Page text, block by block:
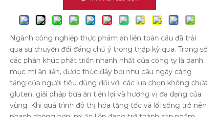
Ngành công nghiệp thực phẩm ăn liền toàn cầu đã trải
qua sự chuyển đổi đáng chú ý trong thập kỷ qua. Trong số
các phân khúc phát triển nhanh nhất của công ty là danh
mục mì ăn liền, được thúc đẩy bởi nhu cầu ngày càng
tăng của người tiêu dùng đối với các lựa chọn không chứa
gluten, giải pháp bữa ăn tiện lợi và hương vị đa dạng của
vùng. Khi quá trình đô thị hóa tăng tốc và lối sống trở nên